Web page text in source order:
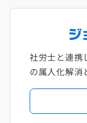
社労士と連携
の属人化解消